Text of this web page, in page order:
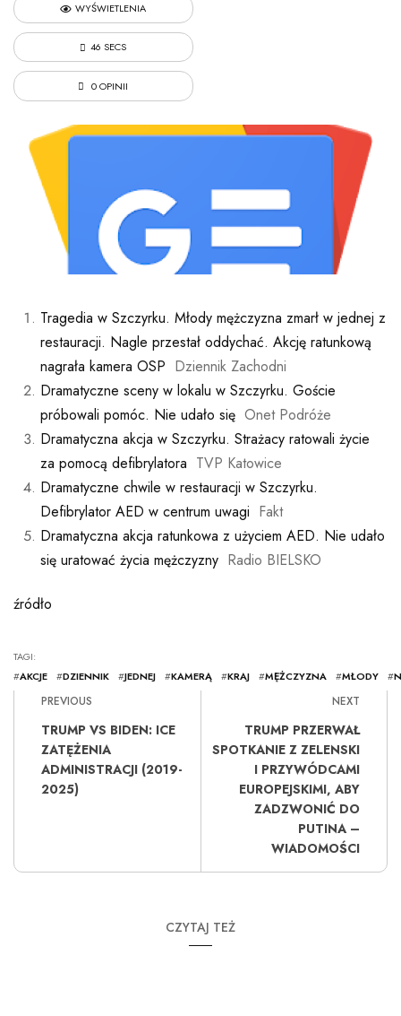
WYŚWIETLENIA
46 SECS
0 OPINII
Tragedia w Szczyrku. Młody mężczyzna zmarł w jednej z
restauracji. Nagle przestał oddychać. Akcję ratunkową
nagrała kamera OSP Dziennik Zachodni
Dramatyczne sceny w lokalu w Szczyrku. Goście
próbowali pomóc. Nie udało się Onet Podróże
Dramatyczna akcja w Szczyrku. Strażacy ratowali życie
za pomocą defibrylatora TVP Katowice
Dramatyczne chwile w restauracji w Szczyrku.
Defibrylator AED w centrum uwagi Fakt
Dramatyczna akcja ratunkowa z użyciem AED. Nie udało
się uratować życia mężczyzny Radio BIELSKO
źródło
TAGI:
#AKCJE #DZIENNIK #JEDNEJ #KAMERĄ #KRAJ #MĘŻCZYZNA #MŁODY #
PREVIOUS
TRUMP VS BIDEN: ICE
ZATĘŻENIA
ADMINISTRACJI (2019-
2025)
NEXT
TRUMP PRZERWAŁ
SPOTKANIE Z ZELENSKI
I PRZYWÓDCAMI
EUROPEJSKIMI, ABY
ZADZWONIĆ DO
PUTINA –
WIADOMOŚCI
CZYTAJ TEŻ